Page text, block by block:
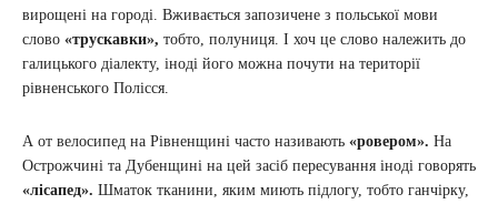
вирощені на городі. Вживається запозичене з польської мови
слово «трускавки», тобто, полуниця. І хоч це слово належить до
галицького діалекту, іноді його можна почути на території
рівненського Полісся.
А от велосипед на Рівненщині часто називають «ровером». На
Острожчині та Дубенщині на цей засіб пересування іноді говорять
«лісапед». Шматок тканини, яким миють підлогу, тобто ганчірку,